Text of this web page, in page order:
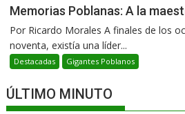
Memorias Poblanas: A la
Por Ricardo Morales A finales de los
noventa, existía una líder...
Destacadas Gigantes Poblanos
ÚLTIMO MINUTO